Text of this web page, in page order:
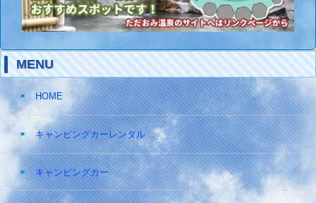
MENU
HOME
キャンピングカーレンタル
キャンピングカー